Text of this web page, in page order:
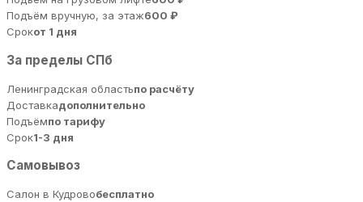
Подъём вручную, за этаж600 ₽
Срокот 1 дня
За пределы СПб
Ленинградская областьпо расчёту
Доставкадополнительно
Подъёмпо тарифу
Срок1-3 дня
Самовывоз
Салон в Кудровобесплатно